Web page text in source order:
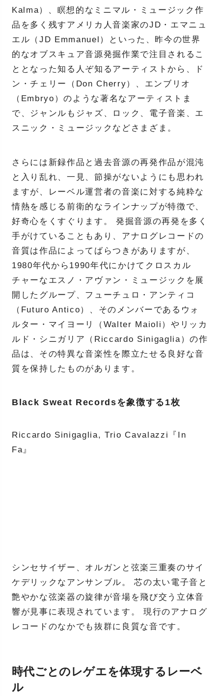
Kalma）、瞑想的なミニマル・ミュージック作
品を多く残すアメリカ人音楽家のJD・エマニュ
エル（JD Emmanuel）といった、昨今の世界
的なオブスキュア音源発掘作業で注目されるこ
ととなった知る人ぞ知るアーティストから、ド
ン・チェリー（Don Cherry）、エンブリオ
（Embryo）のような著名なアーティストま
で、ジャンルもジャズ、ロック、電子音楽、エ
スニック・ミュージックなどさまざま。
さらには新録作品と過去音源の再発作品が混沌
と入り乱れ、一見、節操がないようにも思われ
ますが、レーベル運営者の音楽に対する純粋な
情熱を感じる前衛的なラインナップが特徴で、
好奇心をくすぐります。 発掘音源の再発を多く
手がけていることもあり、アナログレコードの
音質は作品によってばらつきがありますが、
1980年代から1990年代にかけてクロスカル
チャーなエスノ・アヴァン・ミュージックを展
開したグループ、フューチュロ・アンティコ
（Futuro Antico）、そのメンバーであるウォ
ルター・マイヨーリ（Walter Maioli）やリッカ
ルド・シニガリア（Riccardo Sinigaglia）の作
品は、その特異な音楽性を際立たせる良好な音
質を保持したものがあります。
Black Sweat Recordsを象徴する1枚
Riccardo Sinigaglia, Trio Cavalazzi『In
Fa』
シンセサイザー、オルガンと弦楽三重奏のサイ
ケデリックなアンサンブル。 芯の太い電子音と
艶やかな弦楽器の旋律が音場を飛び交う立体音
響が見事に表現されています。 現行のアナログ
レコードのなかでも抜群に良質な音です。
時代ごとのレゲエを体現するレーベ
ル